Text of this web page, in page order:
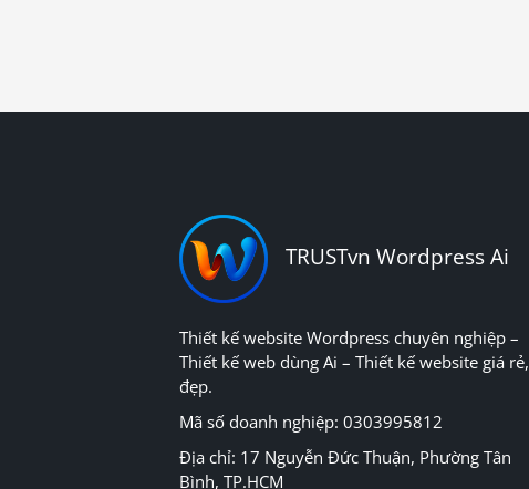
TRUSTvn Wordpress Ai
Thiết kế website Wordpress chuyên nghiệp –
Thiết kế web dùng Ai – Thiết kế website giá rẻ,
đẹp.
Mã số doanh nghiệp: 0303995812
Địa chỉ: 17 Nguyễn Đức Thuận, Phường Tân
Bình, TP.HCM